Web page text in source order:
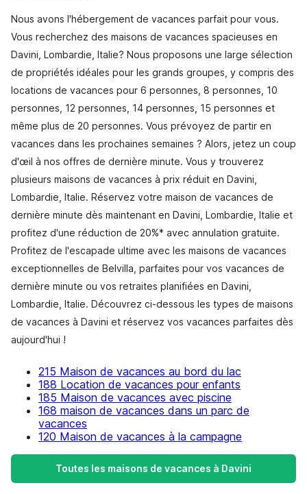
Nous avons l'hébergement de vacances parfait pour vous.
Vous recherchez des maisons de vacances spacieuses en
Davini, Lombardie, Italie? Nous proposons une large sélection
de propriétés idéales pour les grands groupes, y compris des
locations de vacances pour 6 personnes, 8 personnes, 10
personnes, 12 personnes, 14 personnes, 15 personnes et
même plus de 20 personnes. Vous prévoyez de partir en
vacances dans les prochaines semaines ? Alors, jetez un coup
d'œil à nos offres de dernière minute. Vous y trouverez
plusieurs maisons de vacances à prix réduit en Davini,
Lombardie, Italie. Réservez votre maison de vacances de
dernière minute dès maintenant en Davini, Lombardie, Italie et
profitez d'une réduction de 20%* avec annulation gratuite.
Profitez de l'escapade ultime avec les maisons de vacances
exceptionnelles de Belvilla, parfaites pour vos vacances de
dernière minute ou vos retraites planifiées en Davini,
Lombardie, Italie. Découvrez ci-dessous les types de maisons
de vacances à Davini et réservez vos vacances parfaites dès
aujourd'hui !
215 Maison de vacances au bord du lac
188 Location de vacances pour enfants
185 Maison de vacances avec piscine
168 maison de vacances dans un parc de
vacances
120 Maison de vacances à la campagne
Toutes les maisons de vacances à Davini